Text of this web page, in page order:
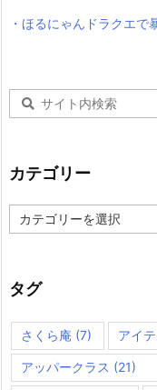
・ほるにゃんドラクエで
カテゴリー
テ
ー
タグ
さくら庵 (7) アイ
アッパークラス (21)